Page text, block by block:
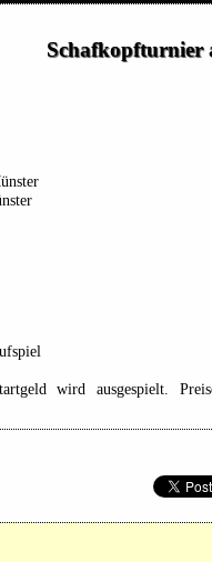
Schafkopfturnier
wird ausgespielt.